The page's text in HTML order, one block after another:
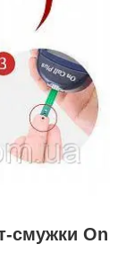
смужки On